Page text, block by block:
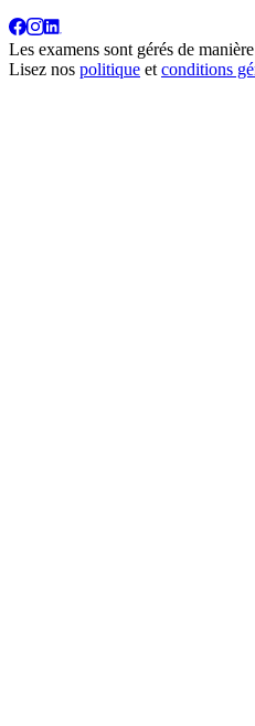
Les examens sont gérés de
Lisez nos politique et conditions